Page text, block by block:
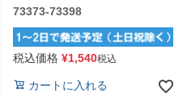
73373-73398
税込価格 ¥1,540税込
カートに入れる